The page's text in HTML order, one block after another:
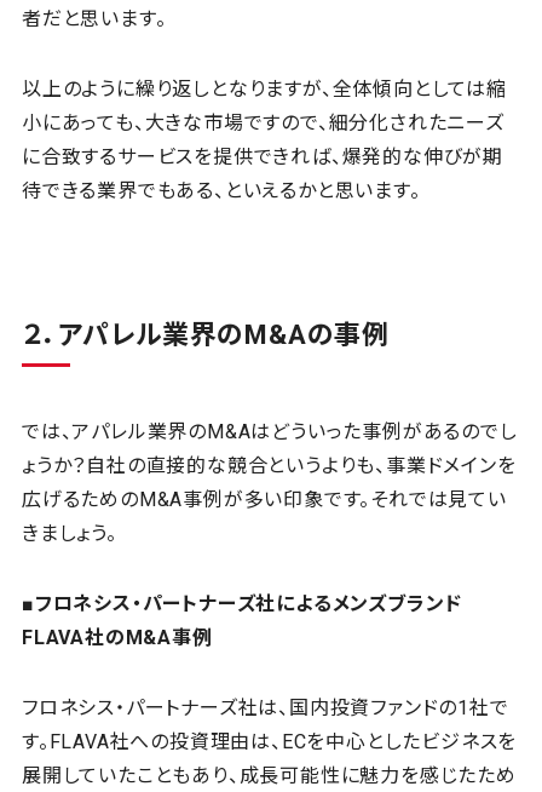
者だと思います。
以上のように繰り返しとなりますが、全体傾向としては縮
小にあっても、大きな市場ですので、細分化されたニーズ
に合致するサービスを提供できれば、爆発的な伸びが期
待できる業界でもある、といえるかと思います。
２．アパレル業界のM&Aの事例
では、アパレル業界のM&Aはどういった事例があるのでし
ょうか？自社の直接的な競合というよりも、事業ドメインを
広げるためのM&A事例が多い印象です。それでは見てい
きましょう。
■フロネシス・パートナーズ社によるメンズブランド
FLAVA社のM&A事例
フロネシス・パートナーズ社は、国内投資ファンドの1社で
す。FLAVA社への投資理由は、ECを中心としたビジネスを
展開していたこともあり、成長可能性に魅力を感じたため